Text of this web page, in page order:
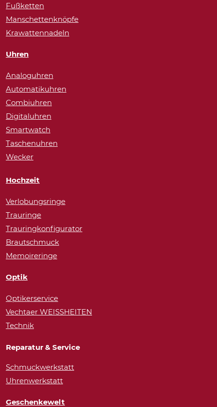
Fußketten
Manschettenknöpfe
Krawattennadeln
Uhren
Analoguhren
Automatikuhren
Combiuhren
Digitaluhren
Smartwatch
Taschenuhren
Wecker
Hochzeit
Verlobungsringe
Trauringe
Trauringkonfigurator
Brautschmuck
Memoireringe
Optik
Optikerservice
Vechtaer WEISSHEITEN
Technik
Reparatur & Service
Schmuckwerkstatt
Uhrenwerkstatt
Geschenkewelt